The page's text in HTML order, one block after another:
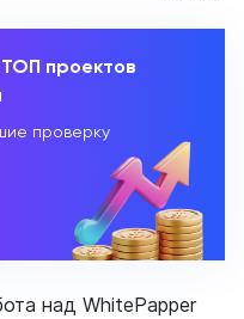
проектов
проверку
над WhitePapper